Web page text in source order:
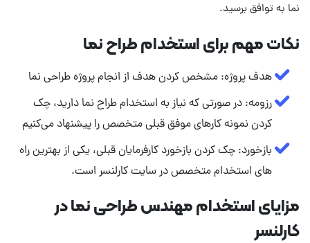
نما به توافق برسید.
نکات مهم برای استخدام طراح نما
هدف پروژه: مشخص کردن هدف از انجام پروژه طراحی نما
رزومه: در صورتی که نیاز به استخدام طراح نما دارید، چک
کردن نمونه‌ کارهای موفق قبلی متخصص را پیشنهاد می‌کنیم
بازخورد: چک کردن بازخورد کارفرمایان قبلی، یکی از بهترین راه
های استخدام متخصص در سایت کارلنسر است.
مزایای استخدام مهندس طراحی نما در
کارلنسر